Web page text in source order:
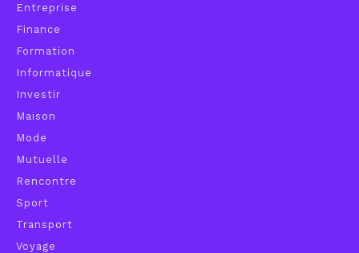
Entreprise
Finance
Formation
Informatique
Investir
Maison
Mode
Mutuelle
Rencontre
Sport
Transport
Voyage